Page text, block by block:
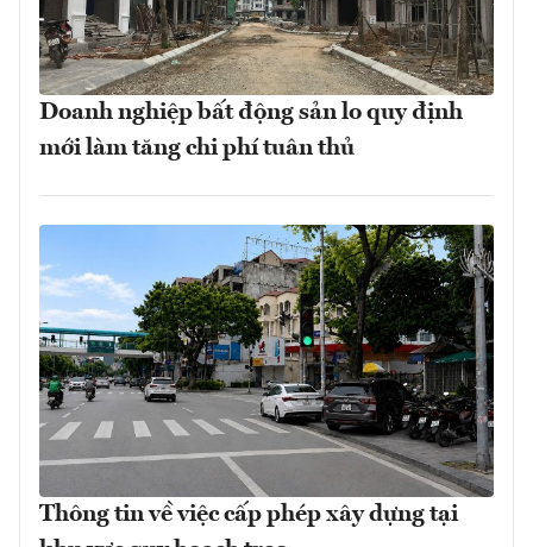
Doanh nghiệp bất động sản lo quy định
mới làm tăng chi phí tuân thủ
Thông tin về việc cấp phép xây dựng tại